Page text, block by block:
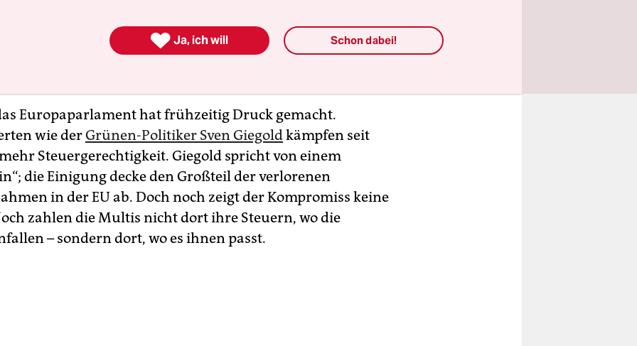
so leicht haben, ihre glänzenden Geschäfte in der EU zu
und Steuern zu sparen. Gut so, möchte man den
Europaparlament hat frühzeitig Druck gemacht.
wie derGrünen-Politiker Sven Giegoldkämpfen seit
Steuergerechtigkeit. Giegold spricht von einem
die Einigung decke den Großteil der verlorenen
in der EU ab. Doch noch zeigt der Kompromiss keine
zahlen die Multis nicht dort ihre Steuern, wo die
– sondern dort, wo es ihnen passt.
 Ja, ich will Schon dabei!